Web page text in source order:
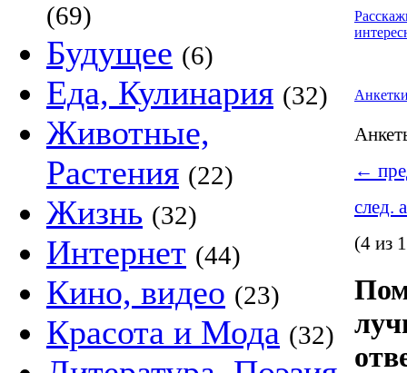
(69)
Будущее (6)
Еда, Кулинария (32)
Животные,
Растения (22)
Жизнь (32)
Интернет (44)
Кино, видео (23)
Красота и Мода (32)
←
след.
(4 из